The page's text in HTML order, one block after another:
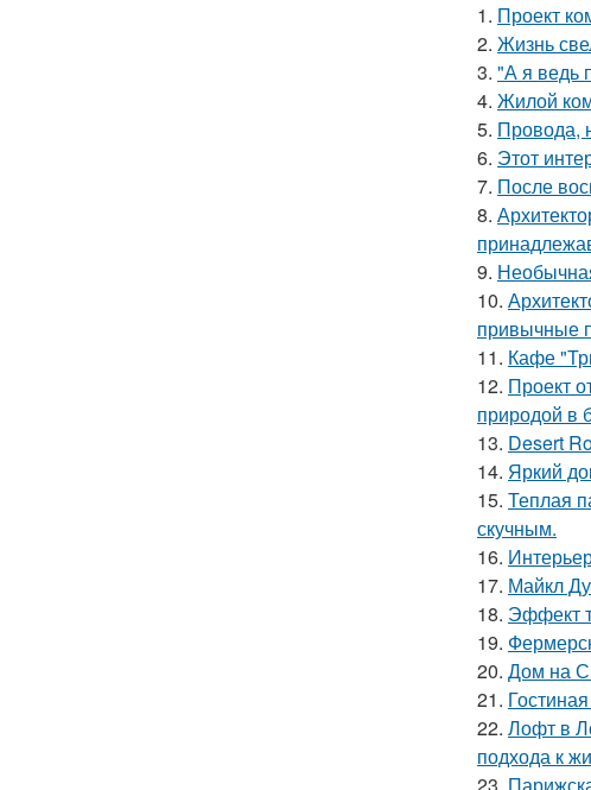
1. Проект
2. Жизнь
3. "А я ведь
4. Жилой
5. Провода,
6. Этот
7. После
8.
9.
10.
привычные
11. Кафе
12. Проект
природой в
13. Desert
14. Яркий
15. Теплая
скучным.
16.
17. Майкл
18. Эффект
19.
20. Дом на
21.
22. Лофт в
подхода к